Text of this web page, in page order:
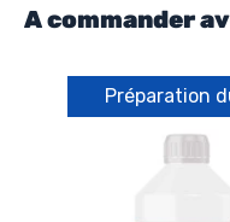
A commander
Préparation